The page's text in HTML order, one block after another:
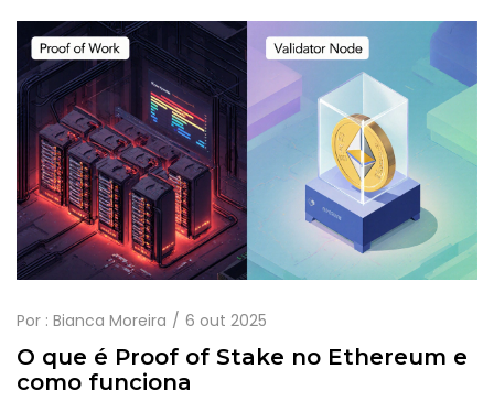
Por : Bianca Moreira 6 out 2025
O que é Proof of Stake no Ethereum e
como funciona